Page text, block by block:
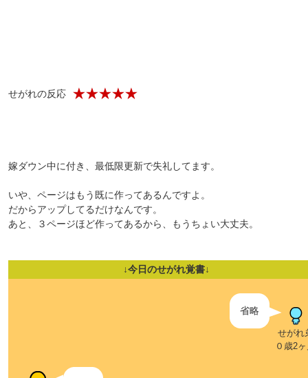
せがれの反応
嫁ダウン中に付き、最低限更新で失礼してます。
いや、ページはもう既に作ってあるんですよ。
だからアップしてるだけなんです。
あと、３ページほど作ってあるから、もうちょい大丈夫。
↓今日のせがれ覚書↓
省略
せがれ
０歳2